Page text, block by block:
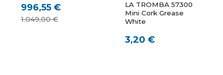
996,55 €
1.049,00 €
LA TROMBA 57300
Mini Cork Grease
White
3,20 €